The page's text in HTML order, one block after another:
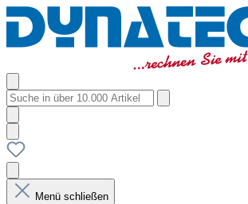
Menü schließen